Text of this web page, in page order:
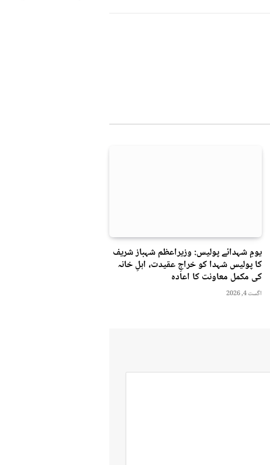
یومِ شہدائے پولیس: وزیراعظم شہباز شریف
کا پولیس شہدا کو خراجِ عقیدت، اہلِ خانہ
کی مکمل معاونت کا اعادہ
اگست 4, 2026